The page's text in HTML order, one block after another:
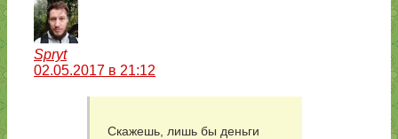
Spryt
02.05.2017 в 21:12
Скажешь, лишь бы деньги